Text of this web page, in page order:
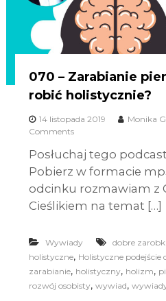
070 – Zarabianie
robić holistycznie?
14 listopada 2019 Monika
Comments
Posłuchaj tego
Pobierz w formacie
odcinku rozmawiam z
Cieślikiem na temat […]
Wywiady dobre zarobki
holistyczne, Holistyczne podejście
zarabianie, holistyczny, holizm,
rozwój osobisty, wywiad,